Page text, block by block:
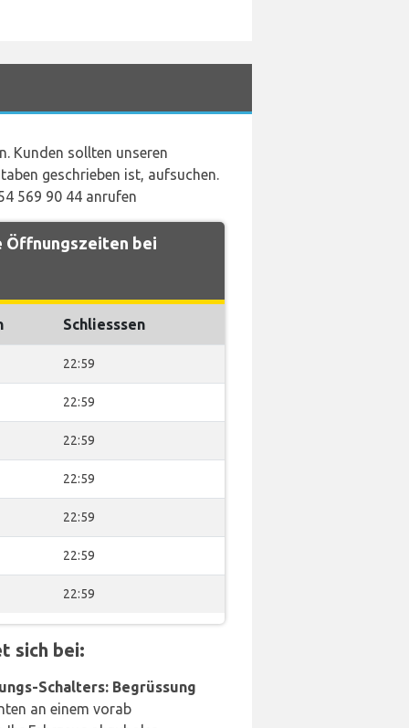
Kunden sollten unseren
geschrieben ist, aufsuchen.
569 90 44 anrufen
Öffnungszeiten bei
Schliesssen
22:59
22:59
22:59
22:59
22:59
22:59
22:59
sich bei:
Schalters: Begrüssung
an einem vorab